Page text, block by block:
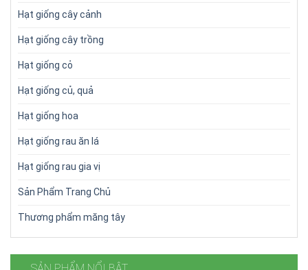
Hạt giống cây cảnh
Hạt giống cây trồng
Hạt giống cỏ
Hạt giống củ, quả
Hạt giống hoa
Hạt giống rau ăn lá
Hạt giống rau gia vị
Sản Phẩm Trang Chủ
Thương phẩm măng tây